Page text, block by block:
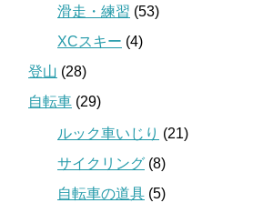
滑走・練習 (53)
XCスキー (4)
登山 (28)
自転車 (29)
ルック車いじり (21)
サイクリング (8)
自転車の道具 (5)